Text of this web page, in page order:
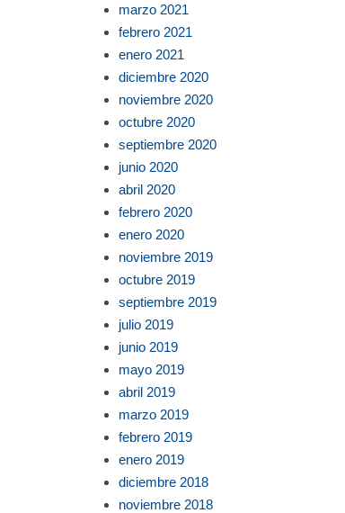
marzo 2021
febrero 2021
enero 2021
diciembre 2020
noviembre 2020
octubre 2020
septiembre 2020
junio 2020
abril 2020
febrero 2020
enero 2020
noviembre 2019
octubre 2019
septiembre 2019
julio 2019
junio 2019
mayo 2019
abril 2019
marzo 2019
febrero 2019
enero 2019
diciembre 2018
noviembre 2018